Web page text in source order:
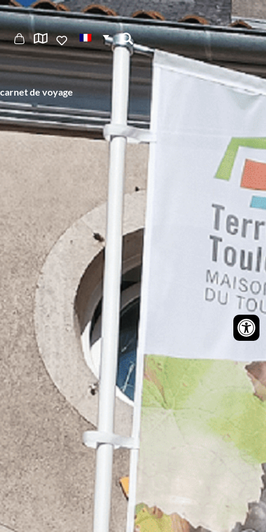
de voyage